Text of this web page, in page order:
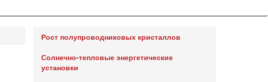
Рост полупроводниковых кристаллов
Солнечно-тепловые энергетические
установки